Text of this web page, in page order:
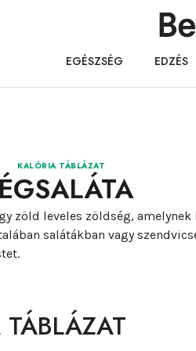
EGÉSZSÉG EDZÉS
KALÓRIA TÁBLÁZAT
zöld leveles zöldség,
salátákban vagy
TÁBLÁZAT